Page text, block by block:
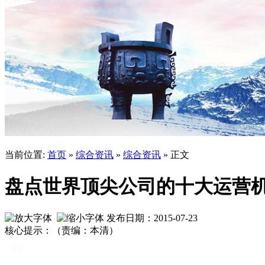
当前位置: 首页 » 综合资讯 » 综合资讯 » 正文
盘点世界顶尖公司的十大运营
发布日期：2015-07-23
核心提示：（责编：本清）